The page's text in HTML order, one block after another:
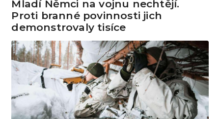
Mladí Němci na vojnu nechtějí.
Proti branné povinnosti jich
demonstrovaly tisíce